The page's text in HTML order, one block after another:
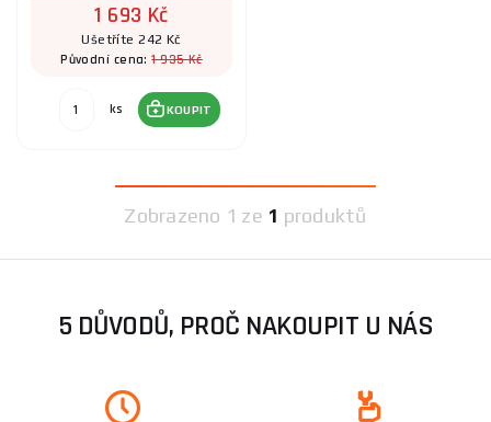
1 693 Kč
Ušetříte 242 Kč
Původní cena:1 935 Kč
ks KOUPIT
Zobrazeno 1 ze 1 produktů
5 DŮVODŮ, PROČ NAKOUPIT U NÁS